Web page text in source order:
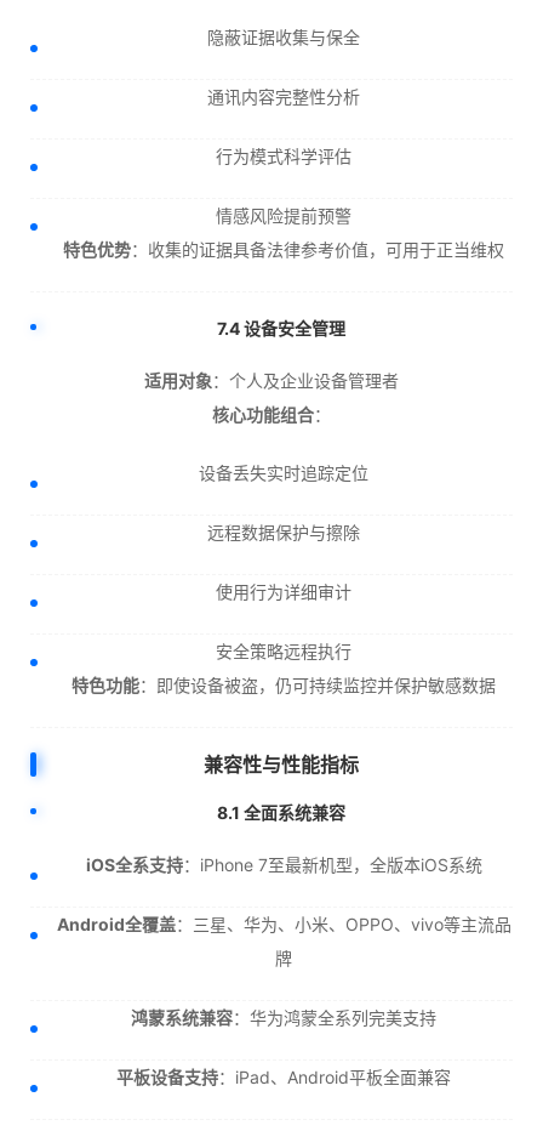
隐蔽证据收集与保全
通讯内容完整性分析
行为模式科学评估
情感风险提前预警
特色优势：收集的证据具备法律参考价值，可用于正当维权
7.4 设备安全管理
适用对象：个人及企业设备管理者
核心功能组合：
设备丢失实时追踪定位
远程数据保护与擦除
使用行为详细审计
安全策略远程执行
特色功能：即使设备被盗，仍可持续监控并保护敏感数据
兼容性与性能指标
8.1 全面系统兼容
iOS全系支持：iPhone 7至最新机型，全版本iOS系统
Android全覆盖：三星、华为、小米、OPPO、vivo等主流品
牌
鸿蒙系统兼容：华为鸿蒙全系列完美支持
平板设备支持：iPad、Android平板全面兼容